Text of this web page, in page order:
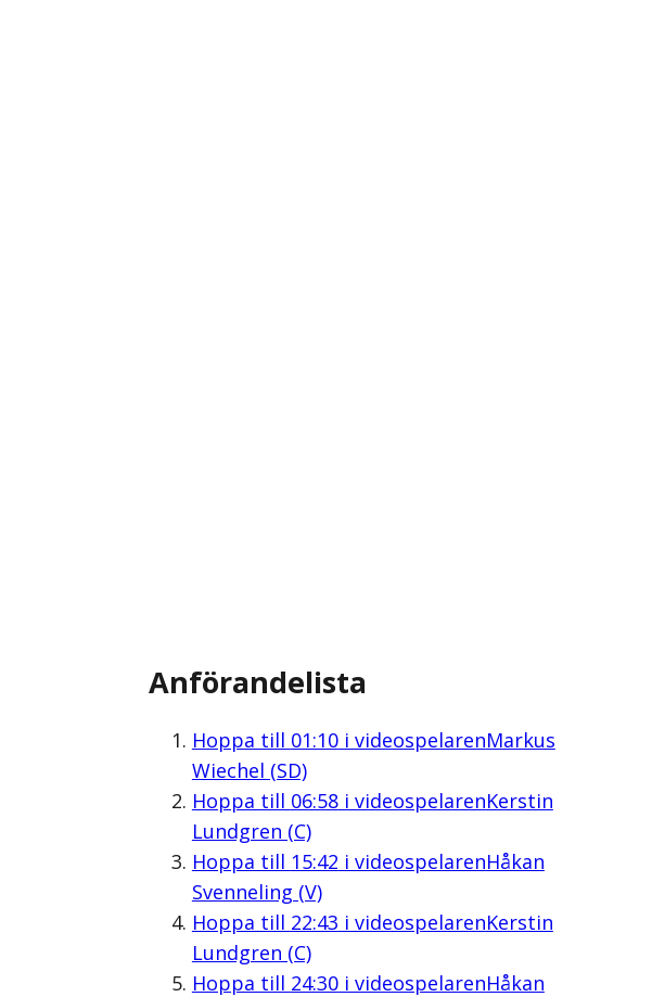
Anförandelista
Hoppa till 01:10i videospelarenMarkus
Wiechel (SD)
Hoppa till 06:58i videospelarenKerstin
Lundgren (C)
Hoppa till 15:42 i videospelarenHåkan
Svenneling (V)
Hoppa till 22:43 i videospelarenKerstin
Lundgren (C)
Hoppa till 24:30i videospelarenHåkan